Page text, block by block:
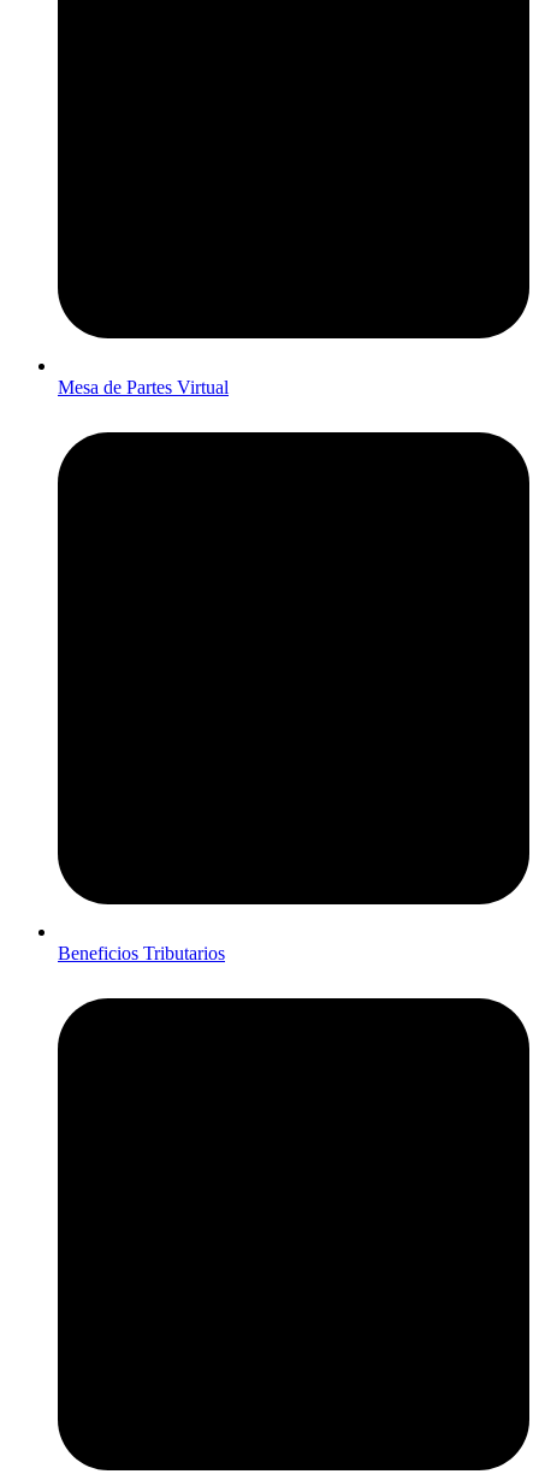
Mesa de Partes Virtual
Beneficios Tributarios